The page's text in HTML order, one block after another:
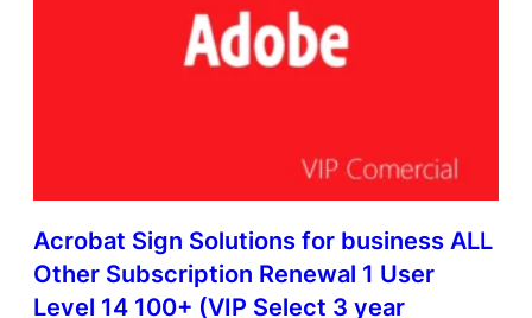
Acrobat Sign Solutions for business ALL
Other Subscription Renewal 1 User
Level 14 100+ (VIP Select 3 year